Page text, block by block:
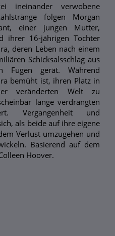
ineinander verwobene
folgen Morgan
einer jungen Mutter,
ihrer 16-jährigen Tochter
deren Leben nach einem
Schicksalsschlag aus
Fugen gerät. Während
bemüht ist, ihren Platz in
veränderten Welt zu
lange verdrängten
Vergangenheit und
als beide auf ihre eigene
Verlust umzugehen und
Basierend auf dem
Hoover.